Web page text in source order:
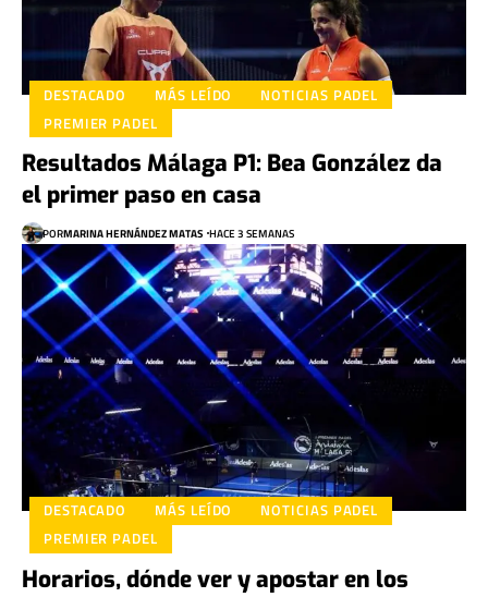
DESTACADO MÁS LEÍDO
NOTICIAS PADEL
PREMIER PADEL
Resultados Málaga P1: Bea González da
el primer paso en casa
PORMARINA HERNÁNDEZ MATAS HACE 3 SEMANAS
DESTACADO MÁS LEÍDO
NOTICIAS PADEL
PREMIER PADEL
Horarios, dónde ver y apostar en los